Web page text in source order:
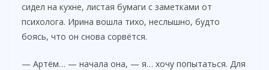
сидел на кухне, листая бумаги с заметками от
психолога. Ирина вошла тихо, неслышно, будто
боясь, что он снова сорвётся.
— Артём… — начала она, — я… хочу попытаться. Для